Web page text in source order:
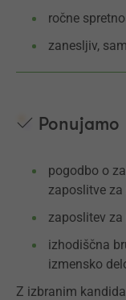
ročne
zanesljiv,
Ponujamo
pogodbo o
zaposlitve za
zaposlitev
izhodiščna
izmensko
Z izbranim